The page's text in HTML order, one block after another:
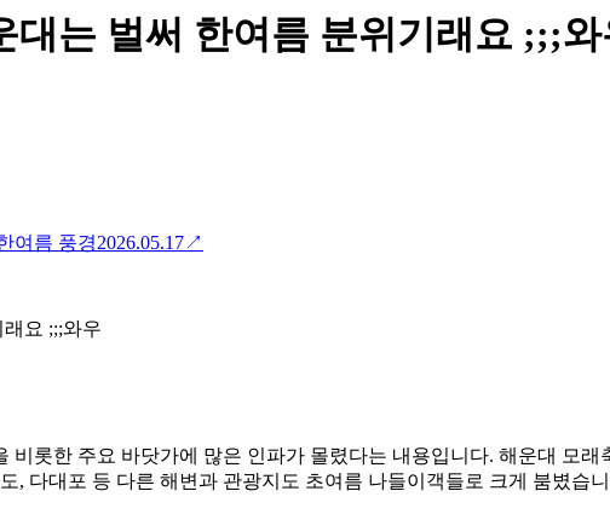
대는 벌써 한여름 분위기래요 ;;;
여름 풍경2026.05.17↗
비롯한 주요 바닷가에 많은 인파가 몰렸다는 내용입니다. 해운대 모
, 다대포 등 다른 해변과 관광지도 초여름 나들이객들로 크게 붐볐습